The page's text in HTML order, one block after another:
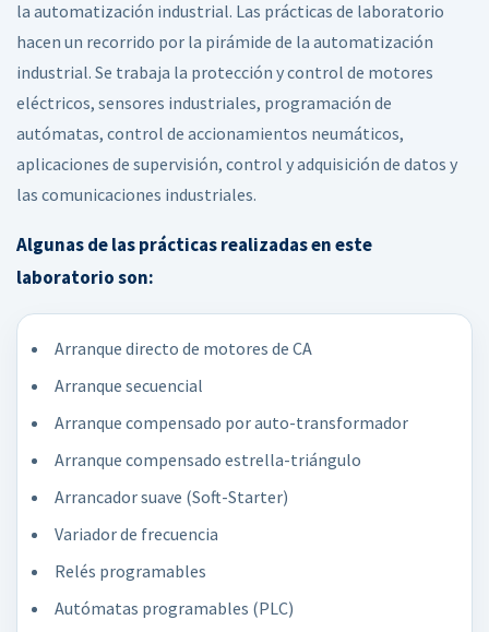
la automatización industrial. Las prácticas de laboratorio
hacen un recorrido por la pirámide de la automatización
industrial. Se trabaja la protección y control de motores
eléctricos, sensores industriales, programación de
autómatas, control de accionamientos neumáticos,
aplicaciones de supervisión, control y adquisición de datos y
las comunicaciones industriales.
Algunas de las prácticas realizadas en este
laboratorio son:
Arranque directo de motores de CA
Arranque secuencial
Arranque compensado por auto-transformador
Arranque compensado estrella-triángulo
Arrancador suave (Soft-Starter)
Variador de frecuencia
Relés programables
Autómatas programables (PLC)